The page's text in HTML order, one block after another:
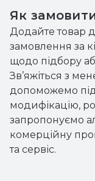
Як
Додайте товар
замовлення за
щодо підбору
Зв’яжіться з
допоможемо
модифікацію,
запропонуємо
комерційну
та сервіс.